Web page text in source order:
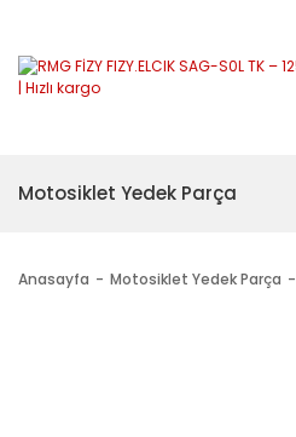
Motosiklet Yedek Parça
Anasayfa Motosiklet Yedek Parça